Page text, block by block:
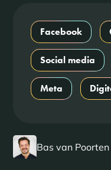
Facebook
Social media
Meta
Bas van Poorten